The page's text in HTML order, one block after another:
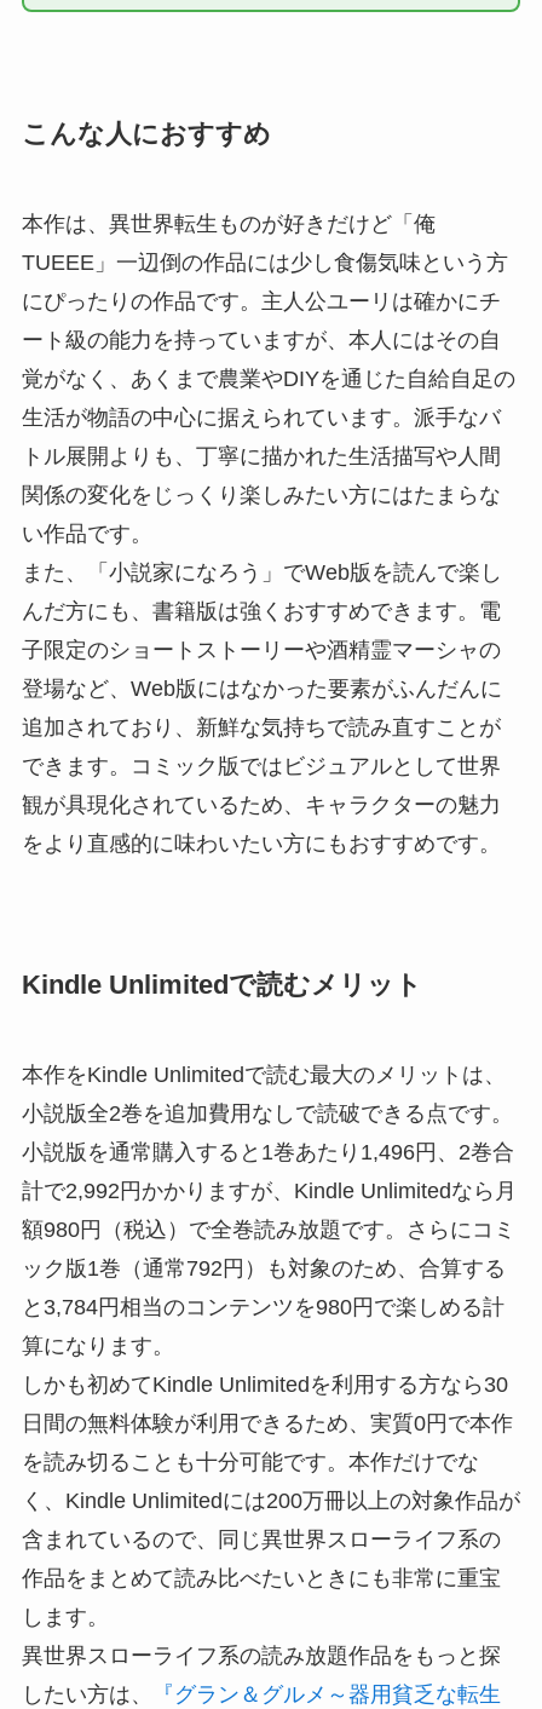
こんな人におすすめ
本作は、異世界転生ものが好きだけど「俺
TUEEE」一辺倒の作品には少し食傷気味という方
にぴったりの作品です。主人公ユーリは確かにチ
ート級の能力を持っていますが、本人にはその自
覚がなく、あくまで農業やDIYを通じた自給自足の
生活が物語の中心に据えられています。派手なバ
トル展開よりも、丁寧に描かれた生活描写や人間
関係の変化をじっくり楽しみたい方にはたまらな
い作品です。
また、「小説家になろう」でWeb版を読んで楽し
んだ方にも、書籍版は強くおすすめできます。電
子限定のショートストーリーや酒精霊マーシャの
登場など、Web版にはなかった要素がふんだんに
追加されており、新鮮な気持ちで読み直すことが
できます。コミック版ではビジュアルとして世界
観が具現化されているため、キャラクターの魅力
をより直感的に味わいたい方にもおすすめです。
Kindle Unlimitedで読むメリット
本作をKindle Unlimitedで読む最大のメリットは、
小説版全2巻を追加費用なしで読破できる点です。
小説版を通常購入すると1巻あたり1,496円、2巻合
計で2,992円かかりますが、Kindle Unlimitedなら月
額980円（税込）で全巻読み放題です。さらにコミ
ック版1巻（通常792円）も対象のため、合算する
と3,784円相当のコンテンツを980円で楽しめる計
算になります。
しかも初めてKindle Unlimitedを利用する方なら30
日間の無料体験が利用できるため、実質0円で本作
を読み切ることも十分可能です。本作だけでな
く、Kindle Unlimitedには200万冊以上の対象作品が
含まれているので、同じ異世界スローライフ系の
作品をまとめて読み比べたいときにも非常に重宝
します。
異世界スローライフ系の読み放題作品をもっと探
したい方は、
『グラン＆グルメ～器用貧乏な転生